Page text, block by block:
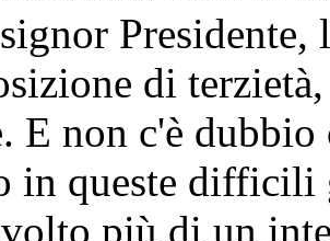
Presidente,
di
E non c'è dubbio
in queste difficili
più di un